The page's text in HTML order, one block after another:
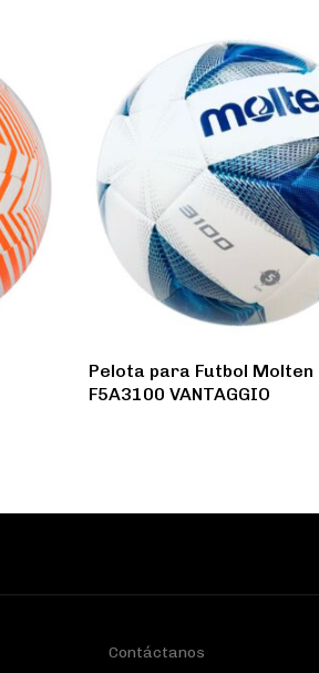
Pelota para Futbol Molten
F5A3100 VANTAGGIO
Contáctanos